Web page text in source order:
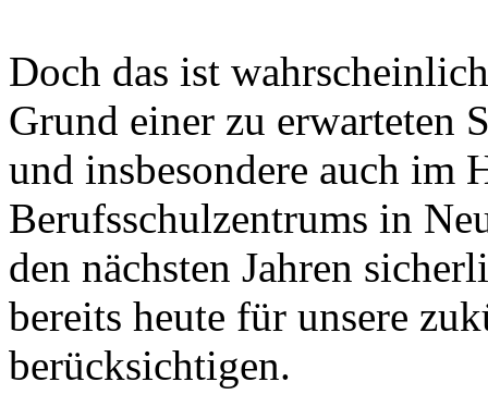
Doch das ist
Grund einer zu erwarteten
und insbesondere auch im
Berufsschulzentrums in
den nächsten Jahren
bereits heute für unsere
berücksichtigen.